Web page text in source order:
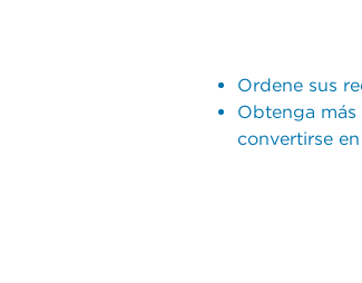
Ordene sus
Obtenga
convertirse